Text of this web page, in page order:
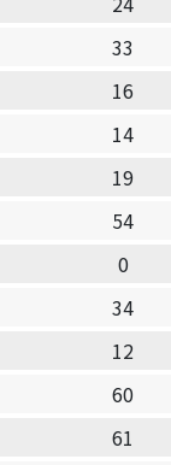
33
16
14
19
54
0
34
12
60
61